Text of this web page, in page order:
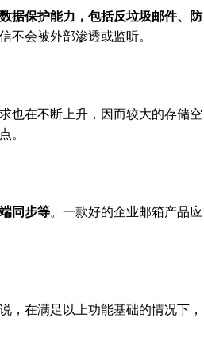
据保护能力，包括反垃圾邮件、防
不会被外部渗透或监听。
也在不断上升，因而较大的存储空
。
同步等。一款好的企业邮箱产品应
，在满足以上功能基础的情况下，